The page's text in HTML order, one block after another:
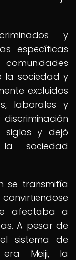
y
específicas
comunidades
la sociedad y
excluidos
laborales y
siglos y dejó
sociedad
se transmitía
afectaba a
A pesar de
sistema de
Meiji, la